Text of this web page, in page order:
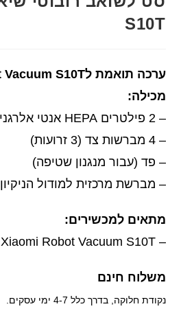
S10T
מכילה:
– 2 פילטרים HEPA אנטי אלרגניים
– 4 מברשות צד (3 זרועות)
– פד (עבור מנגנון שטיפה)
– מברשת מרכזית למודול הניקיון
מתאים למכשירים:
– Xiaomi Robot Vacuum S10T
משלוח חינם
נקודת חלוקה, בדרך כלל 4-7 ימי עסקים.